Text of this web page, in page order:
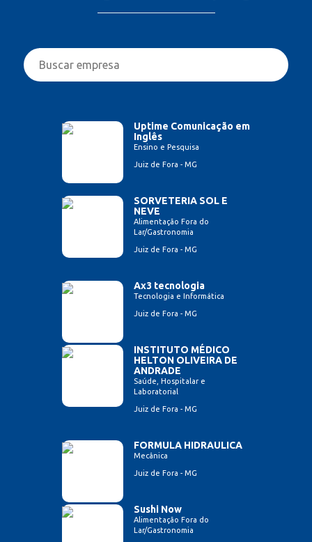
Uptime Comunicação em
Inglês
Ensino e Pesquisa
Juiz de Fora - MG
SORVETERIA SOL E
NEVE
Alimentação Fora do
Lar/Gastronomia
Juiz de Fora - MG
Ax3 tecnologia
Tecnologia e Informática
Juiz de Fora - MG
INSTITUTO MÉDICO
HELTON OLIVEIRA DE
ANDRADE
Saúde, Hospitalar e
Laboratorial
Juiz de Fora - MG
FORMULA HIDRAULICA
Mecânica
Juiz de Fora - MG
Sushi Now
Alimentação Fora do
Lar/Gastronomia